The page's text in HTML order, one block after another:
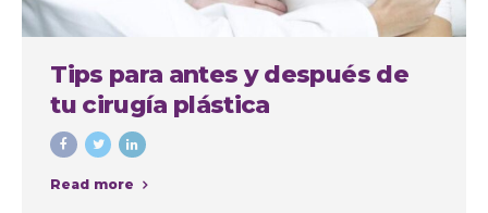
Tips para antes y después de
tu cirugía plástica
Read more